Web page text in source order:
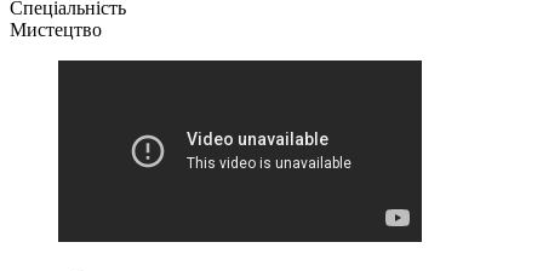
Спеціальність
Мистецтво